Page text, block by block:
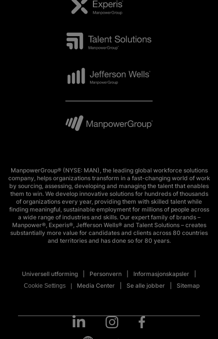
ManpowerGroup® (NYSE: MAN), the leading global workforce solutions
company, helps organizations transform in a fast-changing world of work
by sourcing, assessing, developing and managing the talent that enables
them to win. We develop innovative solutions for hundreds of thousands
of organizations every year, providing them with skilled talent while
finding meaningful, sustainable employment for millions of people across
a wide range of industries and skills. Our expert family of brands –
Manpower®, Experis®, Jefferson Wells® and Talent Solutions – creates
substantially more value for candidates and clients across 80 countries
and territories and has done so for 80 years.
Universell utforming Personvern Informasjonskapsler
Cookie Settings Media Center Se alle jobber Sitemap